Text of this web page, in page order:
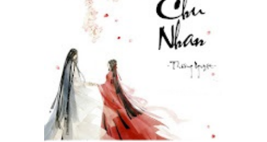
Truyện Nhập Môn
Truyện ngắn